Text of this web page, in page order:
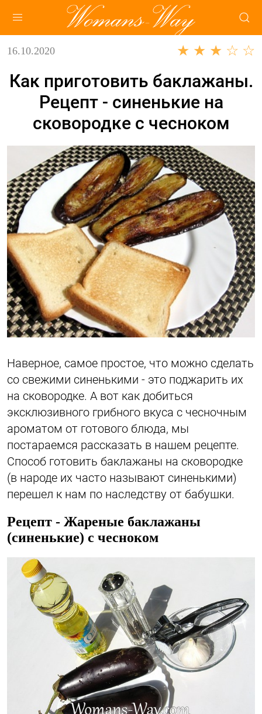
16.10.2020 ★ ★ ★ ☆ ☆
Как приготовить баклажаны.
Рецепт - синенькие на
сковородке с чесноком
Наверное, самое простое, что можно сделать
со свежими синенькими - это поджарить их
на сковородке. А вот как добиться
эксклюзивного грибного вкуса с чесночным
ароматом от готового блюда, мы
постараемся рассказать в нашем рецепте.
Способ готовить баклажаны на сковородке
(в народе их часто называют синенькими)
перешел к нам по наследству от бабушки.
Рецепт - Жареные баклажаны
(синенькие) с чесноком